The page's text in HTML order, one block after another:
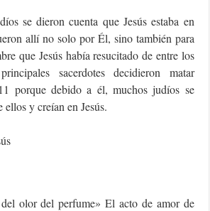
se dieron cuenta que Jesús estaba en
allí no solo por Él, sino también para
que Jesús había resucitado de entre los
sacerdotes decidieron matar
porque debido a él, muchos judíos se
ellos y creían en Jesús.
olor del perfume» El acto de amor de